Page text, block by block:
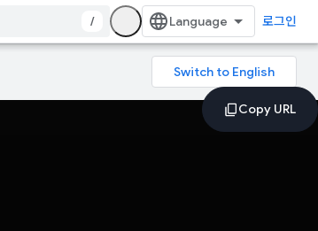
/ 로그인